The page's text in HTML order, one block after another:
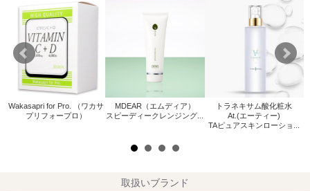
Wakasapri for Pro. （ワカサ
プリフォープロ）
MDEAR（エムディア）
スピーディークレンジング...
トラネキサム酸化粧水
At.(エーティー)
TAピュアスキンローショ...
取扱いブランド